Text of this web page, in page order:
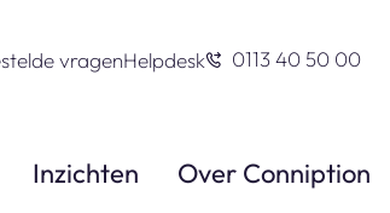
vragenHelpdesk 0113 40 50 00
Inzichten Over Conniption